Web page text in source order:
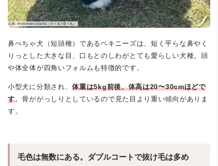
鼻ぺちゃ犬（短頭種）であるペキニーズは、短く平らな鼻やく
りっとした大きな目、口もとのしわがとても愛らしい犬種。頭
や体全体が四角いフォルムも特徴的です。
小型犬に分類され、体重は5kg前後、体高は20〜30cmほどで
す。骨ががっしりとしているので見た目より重い傾向がありま
す。
毛色は無数にある。ダブルコートで抜け毛は多め